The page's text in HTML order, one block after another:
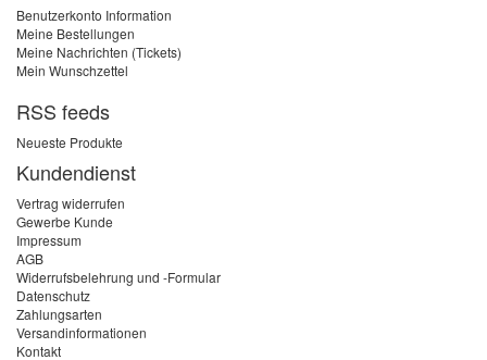
Benutzerkonto Information
Meine Bestellungen
Meine Nachrichten (Tickets)
Mein Wunschzettel
RSS feeds
Neueste Produkte
Kundendienst
Vertrag widerrufen
Gewerbe Kunde
Impressum
AGB
Widerrufsbelehrung und -Formular
Datenschutz
Zahlungsarten
Versandinformationen
Kontakt